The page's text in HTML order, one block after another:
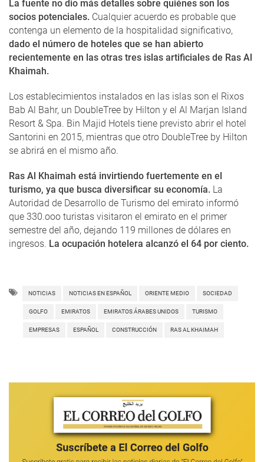
La fuente no dio más detalles sobre quiénes son los
socios potenciales. Cualquier acuerdo es probable que
contenga un elemento de la hospitalidad significativo,
dado el número de hoteles que se han abierto
recientemente en las otras tres islas artificiales de Ras Al
Khaimah.
Los establecimientos instalados en las islas son el Rixos
Bab Al Bahr, un DoubleTree by Hilton y el Al Marjan Island
Resort & Spa. Bin Majid Hotels tiene previsto abrir el hotel
Santorini en 2015, mientras que otro DoubleTree by Hilton
se abrirá en el mismo año.
Ras Al Khaimah está invirtiendo fuertemente en el
turismo, ya que busca diversificar su economía. La
Autoridad de Desarrollo de Turismo del emirato informó
que 330.ooo turistas visitaron el emirato en el primer
semestre del año, dejando 119 millones de dólares en
ingresos. La ocupación hotelera alcanzó el 64 por ciento.
NOTICIAS NOTICIAS EN ESPAÑOL ORIENTE MEDIO SOCIEDAD
GOLFO EMIRATOS EMIRATOS ÁRABES UNIDOS TURISMO
EMPRESAS ESPAÑOL CONSTRUCCIÓN RAS AL KHAIMAH